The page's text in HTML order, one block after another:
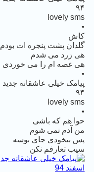
۹۴
lovely sms
•
کاش
گلدان پشت پنجره ات بودم
هی زرد می شدم
هی غصه ام را می خوردی
•
۹۴
lovely sms
•
حوا هم که باشی
من آدم نمی شوم
پس بیخودی جای بوسه
سیب تعارفم نکن